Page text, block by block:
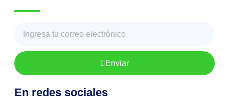
Enviar
En redes sociales